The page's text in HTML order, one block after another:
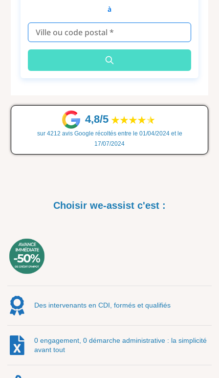
à
4,8/5
sur 4212 avis Google récoltés entre le 01/04/2024 et le
17/07/2024
Choisir we-assist c'est :
Des intervenants en CDI, formés et qualifiés
0 engagement, 0 démarche administrative : la simplicité
avant tout